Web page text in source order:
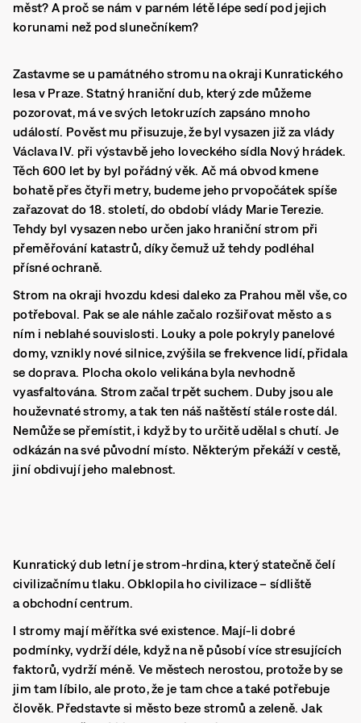
měst? A proč se nám v parném létě lépe sedí pod jejich
korunami než pod slunečníkem?
Zastavme se u památného stromu na okraji Kunratického
lesa v Praze. Statný hraniční dub, který zde můžeme
pozorovat, má ve svých letokruzích zapsáno mnoho
událostí. Pověst mu přisuzuje, že byl vysazen již za vlády
Václava IV. při výstavbě jeho loveckého sídla Nový hrádek.
Těch 600 let by byl pořádný věk. Ač má obvod kmene
bohatě přes čtyři metry, budeme jeho prvopočátek spíše
zařazovat do 18. století, do období vlády Marie Terezie.
Tehdy byl vysazen nebo určen jako hraniční strom při
přeměřování katastrů, díky čemuž už tehdy podléhal
přísné ochraně.
Strom na okraji hvozdu kdesi daleko za Prahou měl vše, co
potřeboval. Pak se ale náhle začalo rozšiřovat město a s
ním i neblahé souvislosti. Louky a pole pokryly panelové
domy, vznikly nové silnice, zvýšila se frekvence lidí, přidala
se doprava. Plocha okolo velikána byla nevhodně
vyasfaltována. Strom začal trpět suchem. Duby jsou ale
houževnaté stromy, a tak ten náš naštěstí stále roste dál.
Nemůže se přemístit, i když by to určitě udělal s chutí. Je
odkázán na své původní místo. Některým překáží v cestě,
jiní obdivují jeho malebnost.
Kunratický dub letní je strom-hrdina, který statečně čelí
civilizačnímu tlaku. Obklopila ho civilizace – sídliště
a obchodní centrum.
I stromy mají měřítka své existence. Mají-li dobré
podmínky, vydrží déle, když na ně působí více stresujících
faktorů, vydrží méně. Ve městech nerostou, protože by se
jim tam líbilo, ale proto, že je tam chce a také potřebuje
člověk. Představte si město beze stromů a zeleně. Jak